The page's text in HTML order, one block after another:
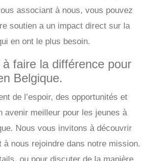
associant à nous, vous pouvez
soutien a un impact direct sur la
en ont le plus besoin.
faire la différence pour
Belgique.
de l’espoir, des opportunités et
avenir meilleur pour les jeunes à
Nous vous invitons à découvrir
nous rejoindre dans notre mission.